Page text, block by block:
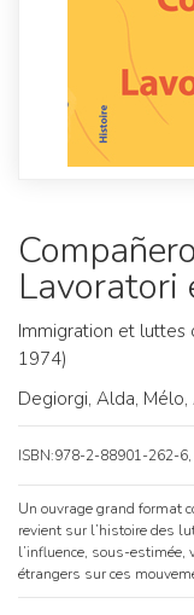
Lavoratori
Immigration et luttes
1974)
Degiorgi, Alda, Mélo,
ISBN:978-2-88901-262-
Un ouvrage grand format
revient sur l’histoire des
l’influence, sous-
étrangers sur ces